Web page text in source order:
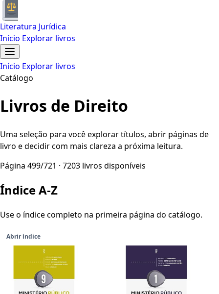
Literatura Jurídica
Início Explorar livros
Início Explorar livros
Catálogo
Livros de Direito
Uma seleção para você explorar títulos, abrir páginas de
livro e decidir com mais clareza a próxima leitura.
Página 499/721 · 7203 livros disponíveis
Índice A-Z
Use o índice completo na primeira página do catálogo.
Abrir índice